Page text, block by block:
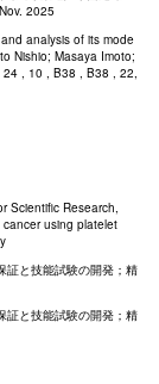
2025
analysis of its mode
Nishio; Masaya Imoto;
24 , 10 , B38 , B38 , 22,
Scientific Research,
using platelet
証と技能試験の開発；精
証と技能試験の開発；精